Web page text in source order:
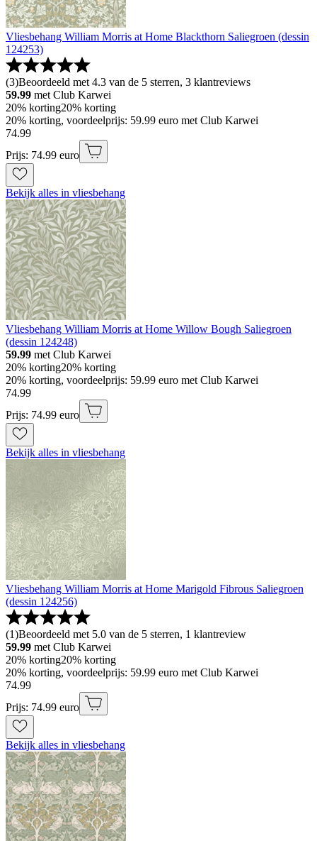
Vliesbehang William Morris at Home Blackthorn Saliegroen (dessin
124253)
(3)Beoordeeld met 4.3 van de 5 sterren, 3 klantreviews
59.99 met Club Karwei
20% korting20% korting
20% korting, voordeelprijs: 59.99 euro met Club Karwei
74.99
Prijs: 74.99 euro
Bekijk alles in vliesbehang
Vliesbehang William Morris at Home Willow Bough Saliegroen
(dessin 124248)
59.99 met Club Karwei
20% korting20% korting
20% korting, voordeelprijs: 59.99 euro met Club Karwei
74.99
Prijs: 74.99 euro
Bekijk alles in vliesbehang
Vliesbehang William Morris at Home Marigold Fibrous Saliegroen
(dessin 124256)
(1)Beoordeeld met 5.0 van de 5 sterren, 1 klantreview
59.99 met Club Karwei
20% korting20% korting
20% korting, voordeelprijs: 59.99 euro met Club Karwei
74.99
Prijs: 74.99 euro
Bekijk alles in vliesbehang